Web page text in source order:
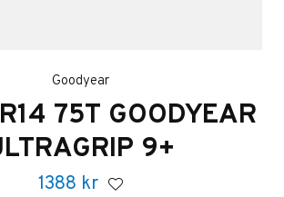
Goodyear
75T GOODYEAR
9+
1388 kr